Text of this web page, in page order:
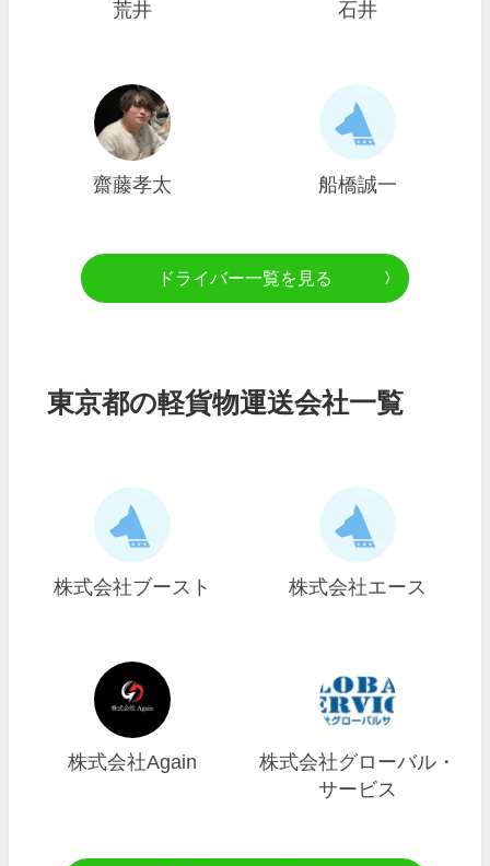
荒井 石井
齋藤孝太 船橋誠一
ドライバー一覧を見る
東京都の軽貨物運送会社一覧
株式会社ブースト 株式会社エース
株式会社Again
株式会社グローバル・
サービス